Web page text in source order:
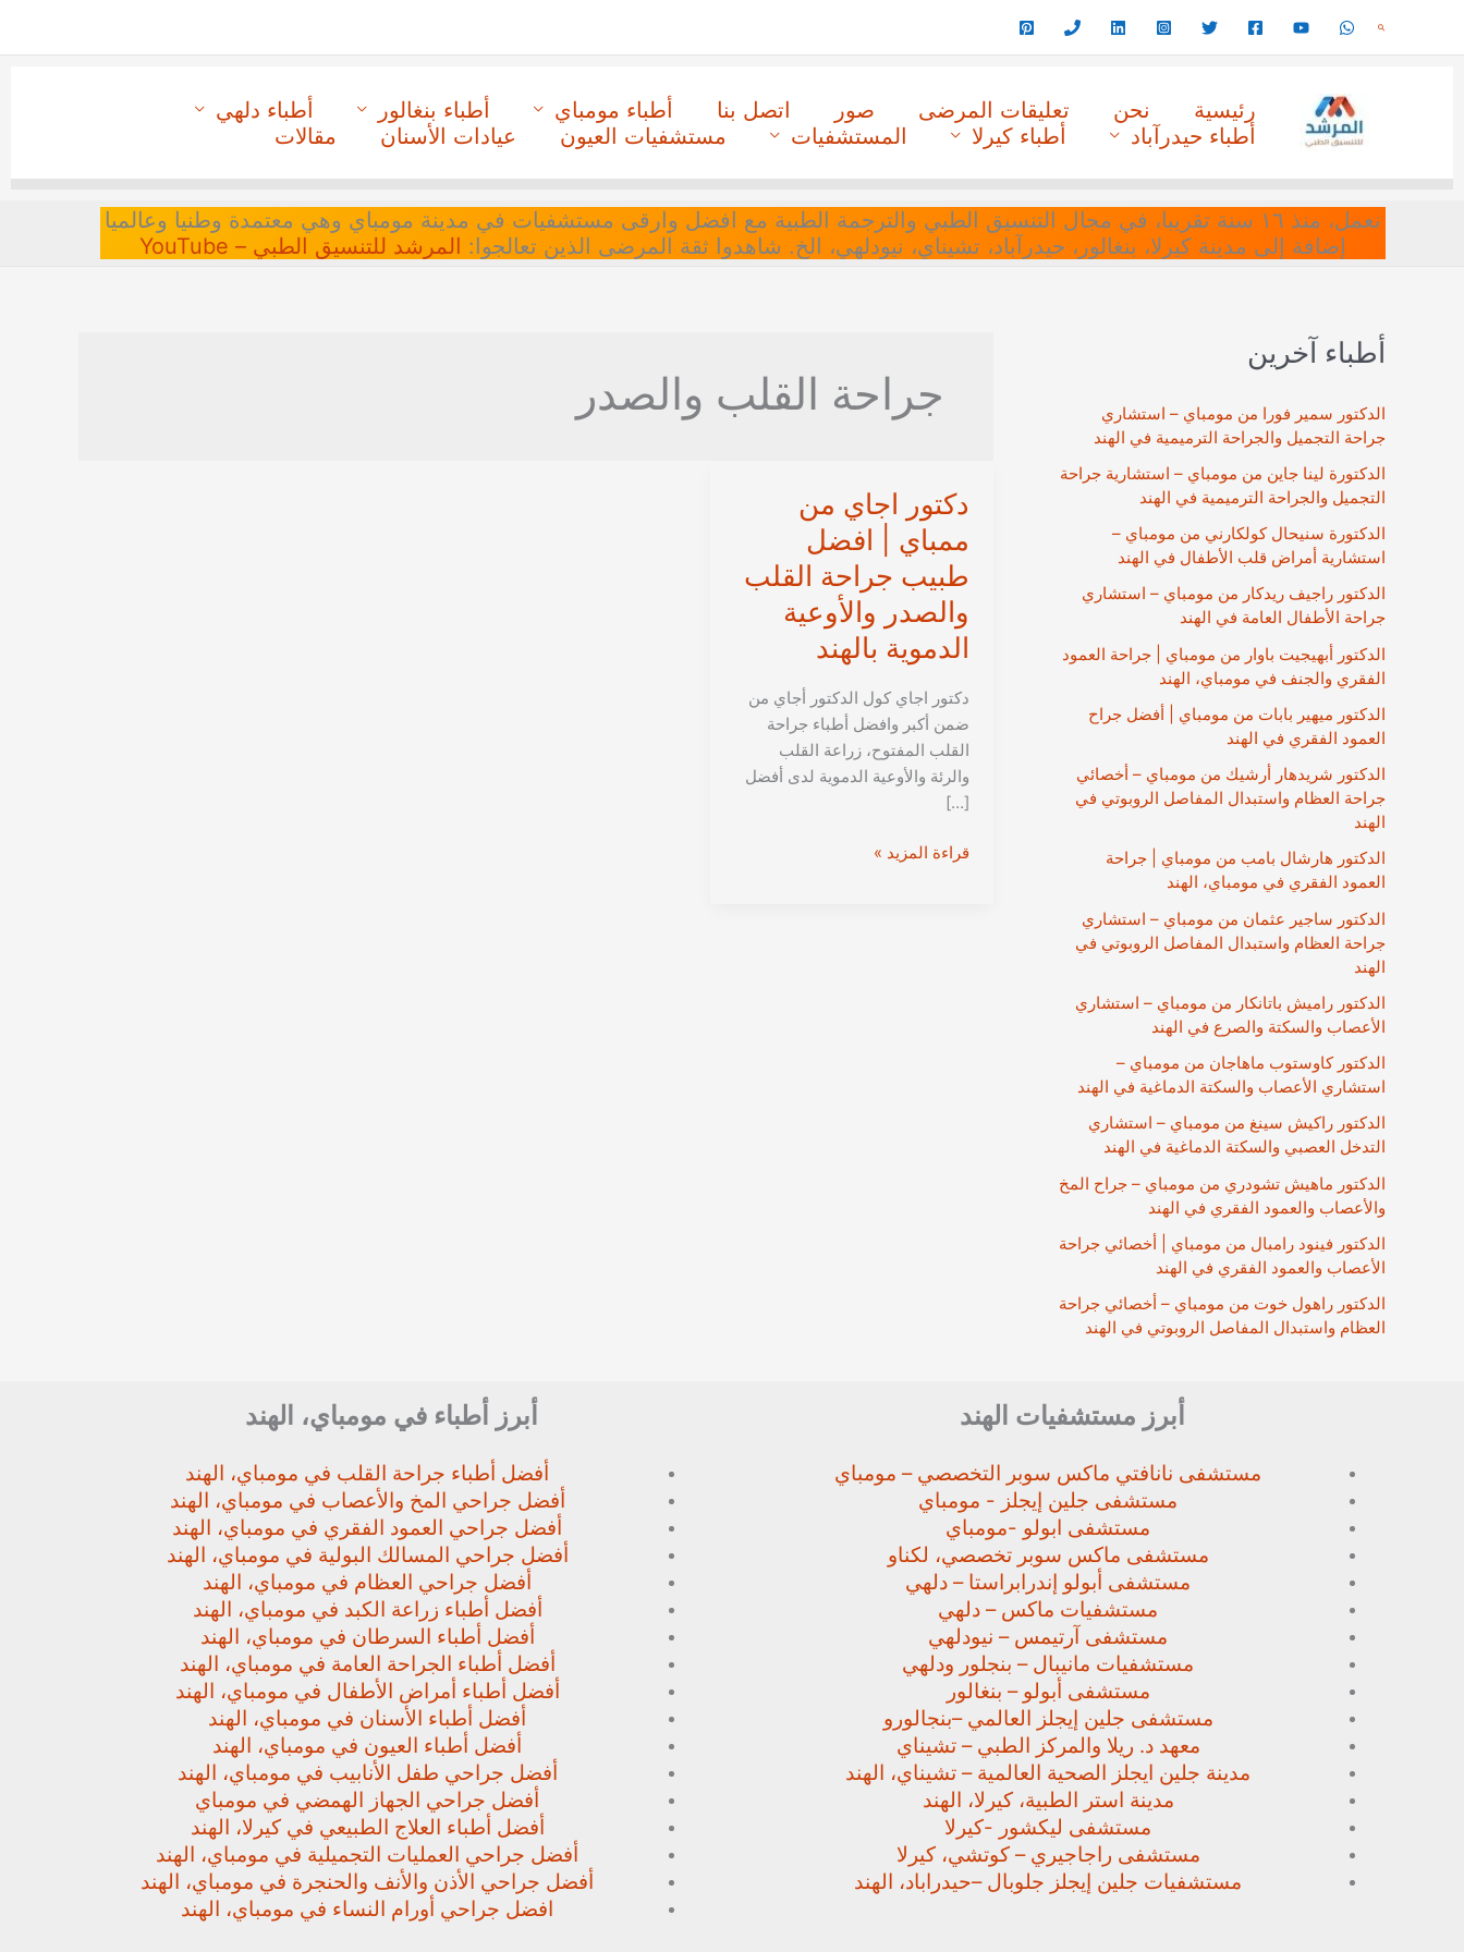
البحث
رئيسية نحن تعليقات المرضى صور اتصل بنا أطباء مومباي أطباء بنغالور
أطباء دلهي
أطباء حيدرآباد
أطباء كيرلا المستشفيات مستشفيات العيون عيادات الأسنان مقالات
نعمل، منذ ١٦ سنة تقريبا، في مجال التنسيق الطبي والترجمة الطبية مع افضل وارقى مستشفيات في مدينة مومباي وهي معتمدة وطنيا وعالميا
إضافة إلى مدينة كيرلا، بنغالور، حيدرآباد، تشيناي، نيودلهي، الخ. شاهدوا ثقة المرضى الذين تعالجوا: المرشد للتنسيق الطبي – YouTube
أطباء آخرين
الدكتور سمير فورا من مومباي – استشاري
جراحة التجميل والجراحة الترميمية في الهند
الدكتورة لينا جاين من مومباي – استشارية جراحة
التجميل والجراحة الترميمية في الهند
الدكتورة سنيحال كولكارني من مومباي –
استشارية أمراض قلب الأطفال في الهند
الدكتور راجيف ريدكار من مومباي – استشاري
جراحة الأطفال العامة في الهند
الدكتور أبهيجيت باوار من مومباي | جراحة العمود
الفقري والجنف في مومباي، الهند
الدكتور ميهير بابات من مومباي | أفضل جراح
العمود الفقري في الهند
الدكتور شريدهار أرشيك من مومباي – أخصائي
جراحة العظام واستبدال المفاصل الروبوتي في
الهند
الدكتور هارشال بامب من مومباي | جراحة
العمود الفقري في مومباي، الهند
الدكتور ساجير عثمان من مومباي – استشاري
جراحة العظام واستبدال المفاصل الروبوتي في
الهند
الدكتور راميش باتانكار من مومباي – استشاري
الأعصاب والسكتة والصرع في الهند
الدكتور كاوستوب ماهاجان من مومباي –
استشاري الأعصاب والسكتة الدماغية في الهند
الدكتور راكيش سينغ من مومباي – استشاري
التدخل العصبي والسكتة الدماغية في الهند
الدكتور ماهيش تشودري من مومباي – جراح المخ
والأعصاب والعمود الفقري في الهند
الدكتور فينود رامبال من مومباي | أخصائي جراحة
الأعصاب والعمود الفقري في الهند
الدكتور راهول خوت من مومباي – أخصائي جراحة
العظام واستبدال المفاصل الروبوتي في الهند
جراحة القلب والصدر
دكتور اجاي من
ممباي | افضل
طبيب جراحة القلب
والصدر والأوعية
الدموية بالهند
دكتور اجاي كول الدكتور أجاي من
ضمن أكبر وافضل أطباء جراحة
القلب المفتوح، زراعة القلب
والرئة والأوعية الدموية لدى أفضل
[…]
دكتور
قراءة المزيد »
أبرز مستشفيات الهند
مستشفى نانافتي ماكس سوبر التخصصي – مومباي
مستشفى جلين إيجلز - مومباي
مستشفى ابولو -مومباي
مستشفى ماكس سوبر تخصصي، لكناو
مستشفى أبولو إندرابراستا – دلهي
مستشفيات ماكس – دلهي
مستشفى آرتيمس – نيودلهي
مستشفيات مانيبال – بنجلور ودلهي
مستشفى أبولو – بنغالور
مستشفى جلين إيجلز العالمي –بنجالورو
معهد د. ريلا والمركز الطبي – تشيناي
مدينة جلين ايجلز الصحية العالمية – تشيناي، الهند
مدينة استر الطبية، كيرلا، الهند
مستشفى ليكشور -كيرلا
مستشفى راجاجيري – كوتشي، كيرلا
مستشفيات جلين إيجلز جلوبال –حيدراباد، الهند
أبرز أطباء في مومباي، الهند
أفضل أطباء جراحة القلب في مومباي، الهند
أفضل جراحي المخ والأعصاب في مومباي، الهند
أفضل جراحي العمود الفقري في مومباي، الهند
أفضل جراحي المسالك البولية في مومباي، الهند
أفضل جراحي العظام في مومباي، الهند
أفضل أطباء زراعة الكبد في مومباي، الهند
أفضل أطباء السرطان في مومباي، الهند
أفضل أطباء الجراحة العامة في مومباي، الهند
أفضل أطباء أمراض الأطفال في مومباي، الهند
أفضل أطباء الأسنان في مومباي، الهند
أفضل أطباء العيون في مومباي، الهند
أفضل جراحي طفل الأنابيب في مومباي، الهند
أفضل جراحي الجهاز الهمضي في مومباي
أفضل أطباء العلاج الطبيعي في كيرلا، الهند
أفضل جراحي العمليات التجميلية في مومباي، الهند
أفضل جراحي الأذن والأنف والحنجرة في مومباي، الهند
افضل جراحي أورام النساء في مومباي، الهند